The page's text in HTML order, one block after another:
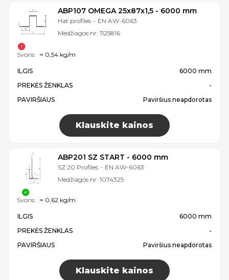
ABP107 OMEGA 25x87x1,5 - 6000 mm
Hat profiles - EN AW-6063
Medžiagos nr: 1125816
ILGIS
6000 mm
PREKĖS ŽENKLAS
-
PAVIRŠIAUS
Paviršius neapdorotas
Klauskite kainos
Svoris: ≈ 0,54 kg/m
ABP201 SZ START - 6000 mm
SZ 20 Profiles - EN AW-6063
Medžiagos nr: 1074325
ILGIS
6000 mm
PREKĖS ŽENKLAS
-
PAVIRŠIAUS
Paviršius neapdorotas
Klauskite kainos
Svoris: ≈ 0,62 kg/m